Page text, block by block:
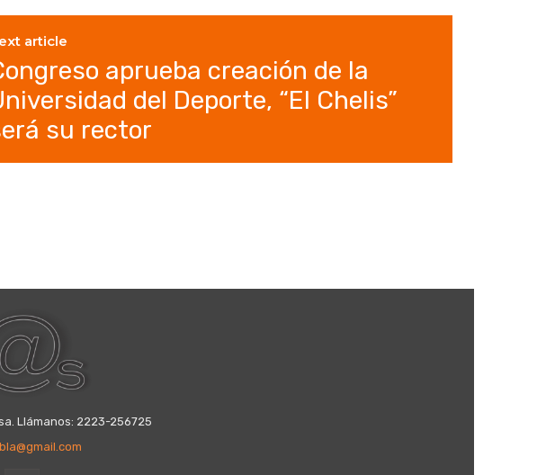
article
aprueba creación de la
del Deporte, “El Chelis”
su rector
Llámanos: 2223-256725